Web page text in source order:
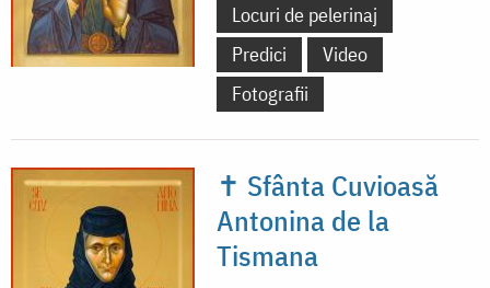
Locuri de pelerinaj
Predici
Video
Fotografii
✝ Sfânta Cuvioasă
Antonina de la
Tismana